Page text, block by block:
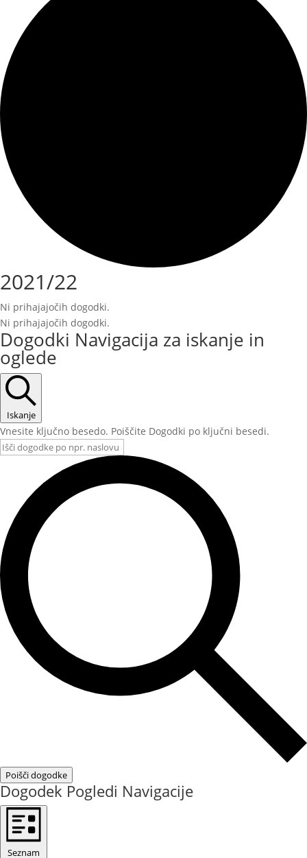
2021/22
Ni prihajajočih dogodki.
Ni prihajajočih dogodki.
Dogodki Navigacija za iskanje in
oglede
Iskanje
Vnesite ključno besedo. Poiščite Dogodki po ključni besedi.
Poišči dogodke
Dogodek Pogledi Navigacije
Seznam